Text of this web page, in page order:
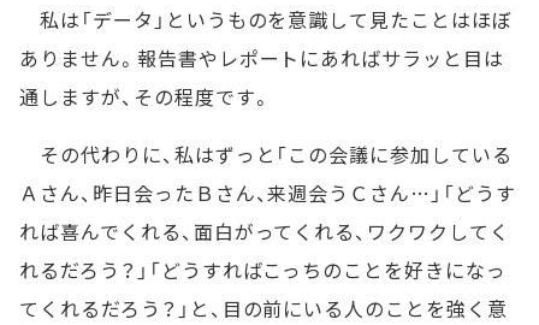
私は「データ」というものを意識して見たことはほぼ
ありません。報告書やレポートにあればサラッと目は
通しますが、その程度です。
その代わりに、私はずっと「この会議に参加している
Ａさん、昨日会ったＢさん、来週会うＣさん…」「どうす
れば喜んでくれる、面白がってくれる、ワクワクしてく
れるだろう？」「どうすればこっちのことを好きになっ
てくれるだろう？」と、目の前にいる人のことを強く意